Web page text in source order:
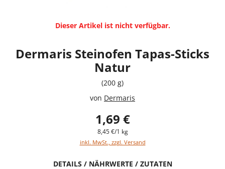
Dieser Artikel ist nicht verfügbar.
Dermaris Steinofen Tapas-Sticks
Natur
(200 g)
von Dermaris
1,69 €
8,45 €/1 kg
inkl. MwSt., zzgl. Versand
DETAILS / NÄHRWERTE / ZUTATEN